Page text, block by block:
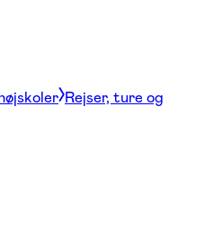
Rejser, ture og